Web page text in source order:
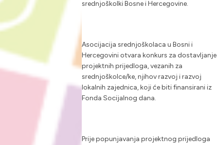
srednjoškolki Bosne i Hercegovine.
Asocijacija srednjoškolaca u Bosni i
Hercegovini otvara konkurs za dostavljanje
projektnih prijedloga, vezanih za
srednjoškolce/ke, njihov razvoj i razvoj
lokalnih zajednica, koji će biti finansirani iz
Fonda Socijalnog dana.
Prije popunjavanja projektnog prijedloga